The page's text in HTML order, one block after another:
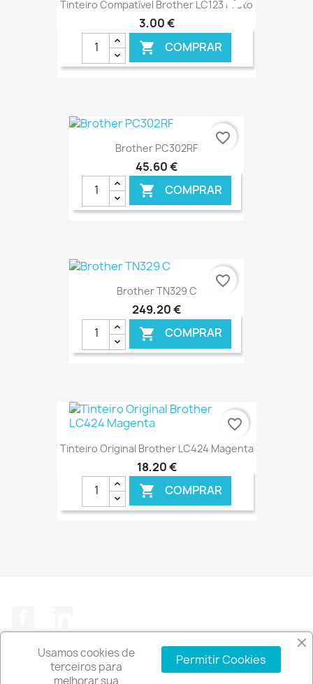
Tinteiro Compatível Brother LC123 Preto
3,00 €
 COMPRAR
€ ONLINE
Brother PC302RF
45,60 €
 COMPRAR
€ ONLINE
favorite_border
Brother TN329 C
249,20 €
 COMPRAR
€ ONLINE
favorite_border
Tinteiro Original Brother LC424 Magenta
18,20 €
 COMPRAR
favorite_border
Usamos cookies de
terceiros para
melhorar sua
Permitir Cookies